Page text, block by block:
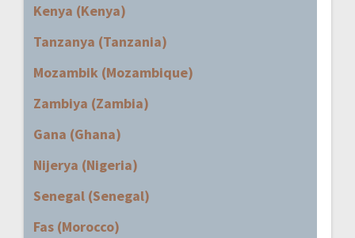
Kenya (Kenya)
Tanzanya (Tanzania)
Mozambik (Mozambique)
Zambiya (Zambia)
Gana (Ghana)
Nijerya (Nigeria)
Senegal (Senegal)
Fas (Morocco)